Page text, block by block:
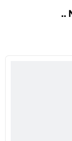
..